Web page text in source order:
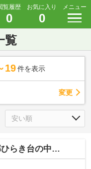
覧履歴
0
お気に入り
0
メニュー
覧
19 件を表示
変更
台の中古一戸建